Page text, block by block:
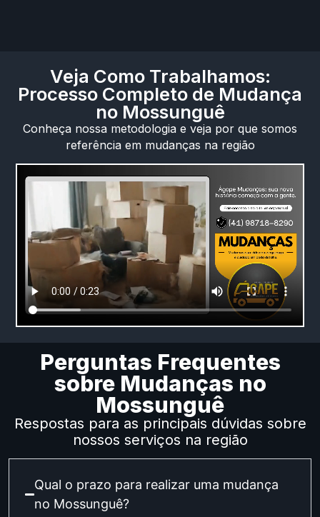
Veja Como Trabalhamos:
Processo Completo de Mudança
no Mossunguê
Conheça nossa metodologia e veja por que somos
referência em mudanças na região
Perguntas Frequentes
sobre Mudanças no
Mossunguê
Respostas para as principais dúvidas sobre
nossos serviços na região
Qual o prazo para realizar uma mudança
no Mossunguê?